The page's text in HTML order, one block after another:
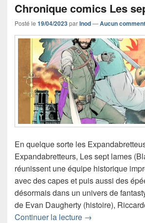
Chronique comics Les
Posté le 19/04/2023parInod—Aucun
En quelque sorte les
Expandabretteurs, Les sept lames
réunissent une équipe historique
avec des capes et puis aussi des
désormais dans un univers de
de Evan Daugherty (histoire),
Continuer la lecture Chronique
→